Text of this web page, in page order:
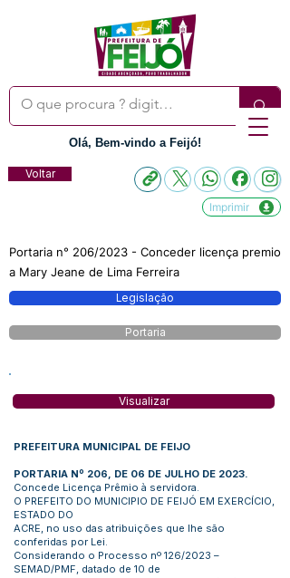
Olá, Bem-vindo a Feijó!
Voltar
Imprimir
Portaria n° 206/2023 - Conceder licença premio
a Mary Jeane de Lima Ferreira
Legislação
Portaria
Visualizar
PREFEITURA MUNICIPAL DE FEIJO
PORTARIA Nº 206, DE 06 DE JULHO DE 2023.
Concede Licença Prêmio à servidora.
O PREFEITO DO MUNICIPIO DE FEIJÓ EM EXERCÍCIO,
ESTADO DO
ACRE, no uso das atribuições que lhe são
conferidas por Lei.
Considerando o Processo nº 126/2023 –
SEMAD/PMF, datado de 10 de